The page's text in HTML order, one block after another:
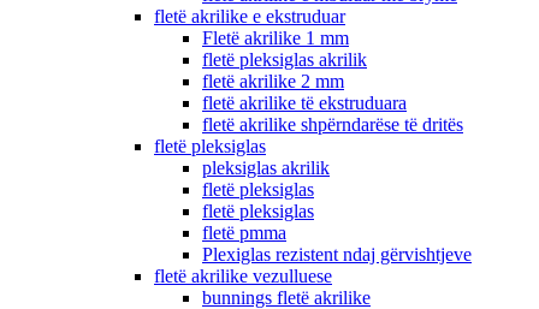
fletë akrilike e ekstruduar
Fletë akrilike 1 mm
fletë pleksiglas akrilik
fletë akrilike 2 mm
fletë akrilike të ekstruduara
fletë akrilike shpërndarëse të dritës
fletë pleksiglas
pleksiglas akrilik
fletë pleksiglas
fletë pleksiglas
fletë pmma
Plexiglas rezistent ndaj gërvishtjeve
fletë akrilike vezulluese
bunnings fletë akrilike